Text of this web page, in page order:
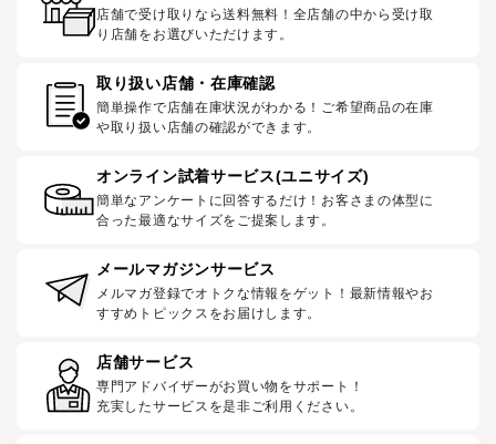
店舗で受け取りなら送料無料！全店舗の中から受け取
り店舗をお選びいただけます。
取り扱い店舗・在庫確認
簡単操作で店舗在庫状況がわかる！ご希望商品の在庫
や取り扱い店舗の確認ができます。
オンライン試着サービス(ユニサイズ)
簡単なアンケートに回答するだけ！お客さまの体型に
合った最適なサイズをご提案します。
メールマガジンサービス
メルマガ登録でオトクな情報をゲット！最新情報やお
すすめトピックスをお届けします。
店舗サービス
専門アドバイザーがお買い物をサポート！
充実したサービスを是非ご利用ください。